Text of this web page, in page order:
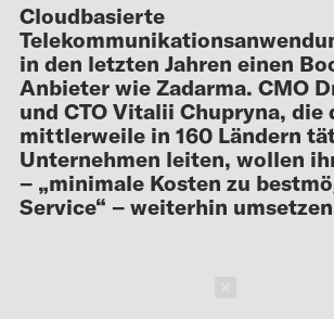
Cloudbasierte
in den letzten Jahren einen
Anbieter wie Zadarma. CMO
und CTO Vitalii Chupryna, die
mittlerweile in 160 Ländern
Unternehmen leiten, wollen
– „minimale Kosten zu
Service“ – weiterhin